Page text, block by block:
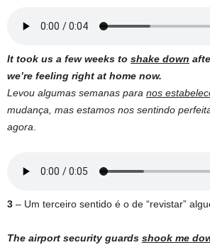
It took us a few weeks to shake down
we’re feeling right at home now.
Levou algumas semanas para nos
mudança, mas estamos nos sentindo
agora
3 – Um terceiro sentido é o de “revistar”
The airport security guards shook me